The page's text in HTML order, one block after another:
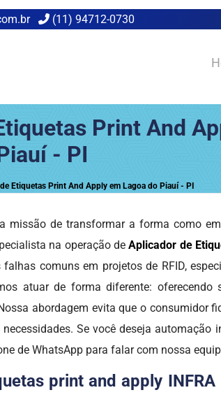
(11) 94712-0730
Print And
- PI
Etiquetas Print And Apply em Lagoa do Piauí - PI
missão de transformar a forma como
na operação deAplicador de
comuns em projetos de RFID,
atuar de forma diferente:
abordagem evita que o consumidor
Se você deseja
de WhatsApp para falar com nossa
print and apply